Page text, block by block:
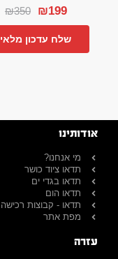
₪350 ₪199
שלח עדכון מלאי
אודותינו
מי אנחנו?
תדאו ציוד כושר
תדאו בגדי ים
תדאו הום
תדאו - קבוצות רכישה
מפת אתר
עזרה